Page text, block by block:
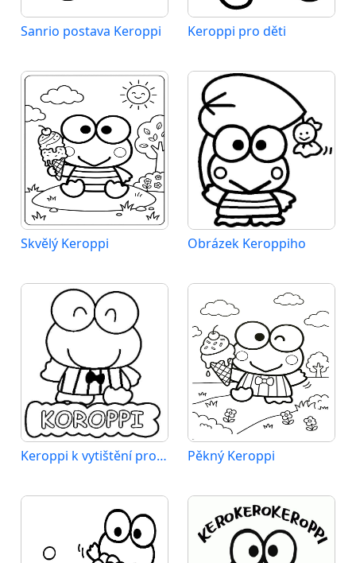
Sanrio postava Keroppi Keroppi pro děti
Skvělý Keroppi Obrázek Keroppiho
Keroppi k vytištění pro děti Pěkný Keroppi